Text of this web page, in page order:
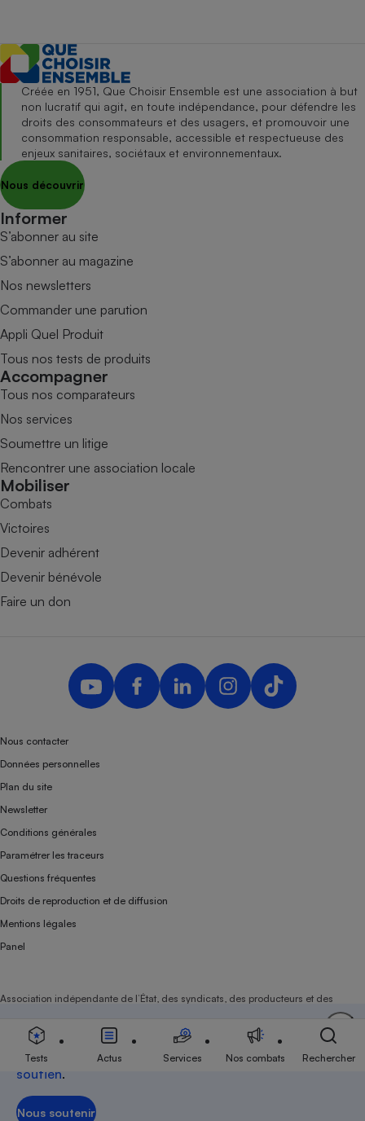
Soutenez-nous
Aujourd'hui plus que jamais, nous comptons sur
votre
soutien.
Nous soutenir
Créée en 1951, Que Choisir Ensemble est une association à but
non lucratif qui agit, en toute indépendance, pour défendre les
droits des consommateurs et des usagers, et promouvoir une
consommation responsable, accessible et respectueuse des
enjeux sanitaires, sociétaux et environnementaux.
Nous découvrir
Informer
S’abonner au site
S’abonner au magazine
Nos newsletters
Commander une parution
Appli Quel Produit
Tous nos tests de produits
Accompagner
Tous nos comparateurs
Nos services
Soumettre un litige
Rencontrer une association locale
Mobiliser
Combats
Victoires
Devenir adhérent
Devenir bénévole
Faire un don
Nous contacter
Données personnelles
Plan du site
Newsletter
Conditions générales
Paramétrer les traceurs
Questions fréquentes
Droits de reproduction et de diffusion
Mentions légales
Panel
Association indépendante de l’État, des syndicats, des producteurs et des
Tests Actus Services Nos combats Rechercher